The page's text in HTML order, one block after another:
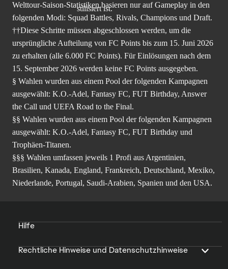
Welttour-Saison-Statistiken basieren nur auf Gameplay in den
folgenden Modi: Squad Battles, Rivals, Champions und Draft.
††Diese Schritte müssen abgeschlossen werden, um die
ursprüngliche Aufteilung von FC Points bis zum 15. Juni 2026
zu erhalten (alle 6.000 FC Points). Für Einlösungen nach dem
15. September 2026 werden keine FC Points ausgegeben.
§ Wahlen wurden aus einem Pool der folgenden Kampagnen
ausgewählt: K.O.-Adel, Fantasy FC, FUT Birthday, Answer
the Call und UEFA Road to the Final.
§§ Wahlen wurden aus einem Pool der folgenden Kampagnen
ausgewählt: K.O.-Adel, Fantasy FC, FUT Birthday und
Trophäen-Titanen.
§§§ Wahlen umfassen jeweils 1 Profi aus Argentinien,
Brasilien, Kanada, England, Frankreich, Deutschland, Mexiko,
Niederlande, Portugal, Saudi-Arabien, Spanien und den USA.
Hilfe
Rechtliche Hinweise und Datenschutzhinweise